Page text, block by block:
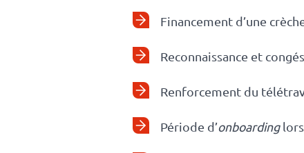
Financement d’une
Reconnaissance et
Renforcement du
Période d’onboardinglors